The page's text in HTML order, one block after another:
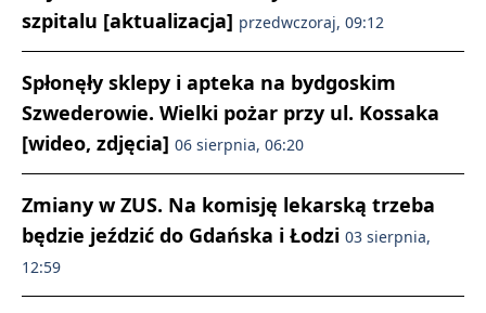
szpitalu [aktualizacja] przedwczoraj, 09:12
Spłonęły sklepy i apteka na bydgoskim
Szwederowie. Wielki pożar przy ul. Kossaka
[wideo, zdjęcia] 06 sierpnia, 06:20
Zmiany w ZUS. Na komisję lekarską trzeba
będzie jeździć do Gdańska i Łodzi 03 sierpnia,
12:59